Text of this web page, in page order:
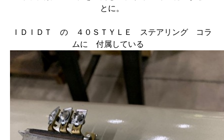
とに。
ＩＤＩＤＴ の ４０ＳＴＹＬＥ ステアリング コラ
ムに 付属している